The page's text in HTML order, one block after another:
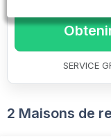
SERVICE
2 Maisons de